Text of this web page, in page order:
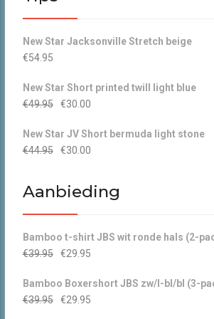
New Star Jacksonville Stretch beige
€54.95
New Star Short printed twill light blue
€49.95
Oorspronkelijke
was:
€49.95.
€30.00
is:
New Star JV Short bermuda light stone
€44.95
Oorspronkelijke
€44.95.
€30.00
€30.00.
Aanbieding
Bamboo t-shirt JBS wit ronde hals (2-
€39.95
Oorspronkelijke
was:
€39.95.
€29.95
is:
Bamboo Boxershort JBS zw/l-bl/bl (3-
€39.95
Oorspronkelijke
€29.95